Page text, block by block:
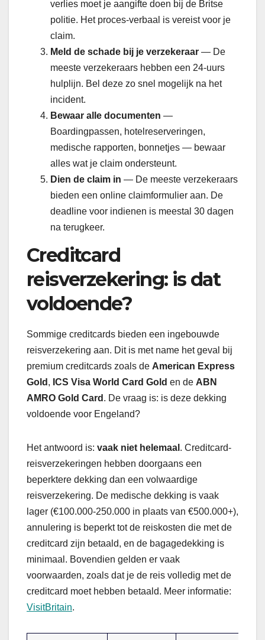
verlies moet je aangifte doen bij de Britse
politie. Het proces-verbaal is vereist voor je
claim.
Meld de schade bij je verzekeraar — De
meeste verzekeraars hebben een 24-uurs
hulplijn. Bel deze zo snel mogelijk na het
incident.
Bewaar alle documenten —
Boardingpassen, hotelreserveringen,
medische rapporten, bonnetjes — bewaar
alles wat je claim ondersteunt.
Dien de claim in — De meeste verzekeraars
bieden een online claimformulier aan. De
deadline voor indienen is meestal 30 dagen
na terugkeer.
Creditcard
reisverzekering: is dat
voldoende?
Sommige creditcards bieden een ingebouwde
reisverzekering aan. Dit is met name het geval bij
premium creditcards zoals de American Express
Gold , ICS Visa World Card Gold en de ABN
AMRO Gold Card . De vraag is: is deze dekking
voldoende voor Engeland?
Het antwoord is: vaak niet helemaal . Creditcard-
reisverzekeringen hebben doorgaans een
beperktere dekking dan een volwaardige
reisverzekering. De medische dekking is vaak
lager (€100.000-250.000 in plaats van €500.000+),
annulering is beperkt tot de reiskosten die met de
creditcard zijn betaald, en de bagagedekking is
minimaal. Bovendien gelden er vaak
voorwaarden, zoals dat je de reis volledig met de
creditcard moet hebben betaald. Meer informatie:
VisitBritain.